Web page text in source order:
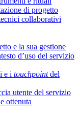
di progetto
collaborativi
e la sua gestione
d’uso del servizio
e i touchpointdel
utente del servizio
ottenuta